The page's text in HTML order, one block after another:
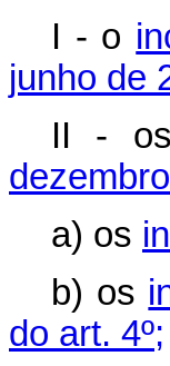
I - o
junho de
II -
a) os
b) os
do art. 4º;